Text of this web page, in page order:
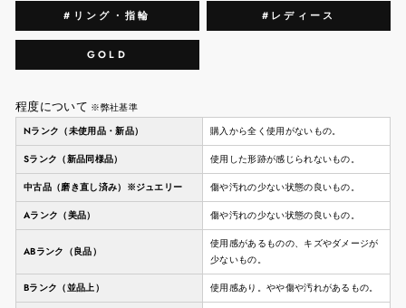
#リング・指輪 #レディース
GOLD
程度について ※弊社基準
Nランク（未使用品・新品）
購入から全く使用がないもの。
Sランク（新品同様品） 使用した形跡が感じられないもの。
中古品（磨き直し済み）※ジュエリー 傷や汚れの少ない状態の良いもの。
Aランク（美品） 傷や汚れの少ない状態の良いもの。
ABランク（良品）
使用感があるものの、キズやダメージが
少ないもの。
Bランク（並品上） 使用感あり。やや傷や汚れがあるもの。